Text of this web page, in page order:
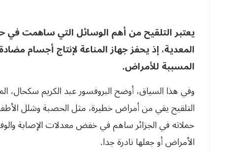
يعتبر التلقيح من أهم الوسائل التي ساهمت في
المعدية، إذ يحفز جهاز المناعة لإنتاج أجسام
المسببة للأمراض.
وفي هذا السياق، أوضح البروفسور عبد الكريم سكحال،
التلقيح يقي من أمراض خطيرة، مثل الحصبة وشلل
حملاته في الجزائر ساهم في خفض معدلات الإصابة
الأمراض أو جعلها نادرة جدا.